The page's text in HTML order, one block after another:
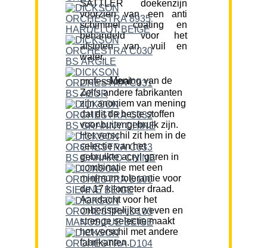
SATTLER doekenzijn
voorzien van een anti
schimmel coating en
behandeld voor het
afstoten van vuil en
water.
Mening van de professional:
Zelfs andere fabrikanten
zijn anoniem van mening
dat dit de beste stoffen
voor buitengebruik zijn.
Het verschil zit hem in de
selectie van het
gebruikte acryl garen in
combinatie met een
minimum tolerantie voor
de 17 kilometer draad.
Aandacht voor het
onberispelijke weven en
strenge selectie maakt
het verschil met andere
fabrikanten.